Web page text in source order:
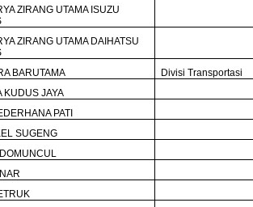
ZIRANG UTAMA ISUZU
ZIRANG UTAMA DAIHATSU
BARUTAMA
Divisi Transportasi
KUDUS JAYA
PATI
SUGENG